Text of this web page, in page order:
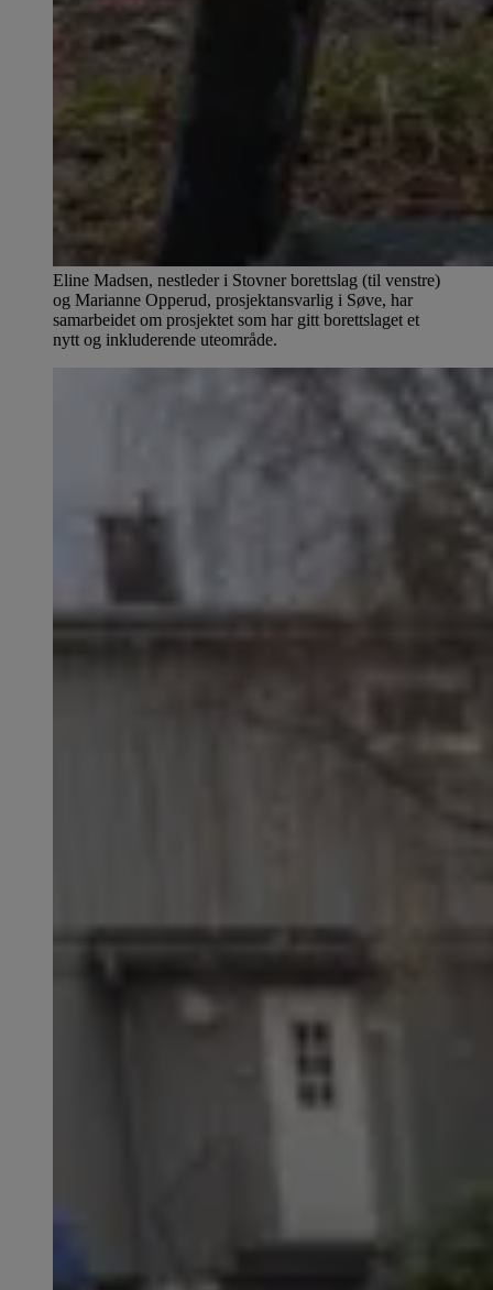
Eline Madsen, nestleder i Stovner borettslag (til venstre)
og Marianne Opperud, prosjektansvarlig i Søve, har
samarbeidet om prosjektet som har gitt borettslaget et
nytt og inkluderende uteområde.